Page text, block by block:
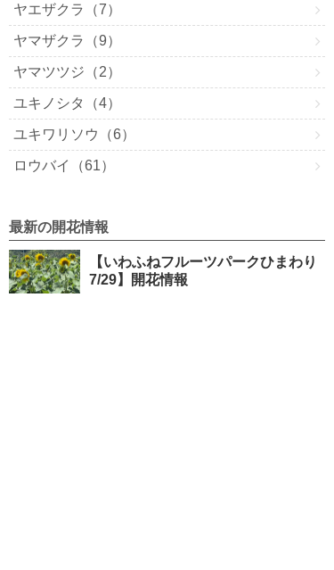
ヤエザクラ（7）
ヤマザクラ（9）
ヤマツツジ（2）
ユキノシタ（4）
ユキワリソウ（6）
ロウバイ（61）
最新の開花情報
【いわふねフルーツパークひまわり
7/29】開花情報